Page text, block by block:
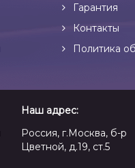
Гарантия
Контакты
Политика
Наш адрес:
Россия, г.Москва, б-р
Цветной, д.19, ст.5